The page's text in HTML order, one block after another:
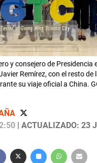
y consejero de Presidencia
Remírez, con el resto de
su viaje oficial a China.
| ACTUALIZADO: 23